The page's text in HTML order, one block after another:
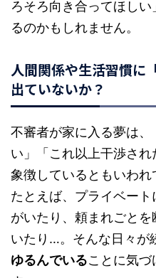
ろそろ向き合ってほし
るのかもしれません。
人間関係や生活習慣に
出ていないか？
不審者が家に入る夢は
い」「これ以上干渉さ
象徴しているともいわれ
たとえば、プライベー
がいたり、頼まれごと
いたり…。そんな日々が
ゆるんでいることに気